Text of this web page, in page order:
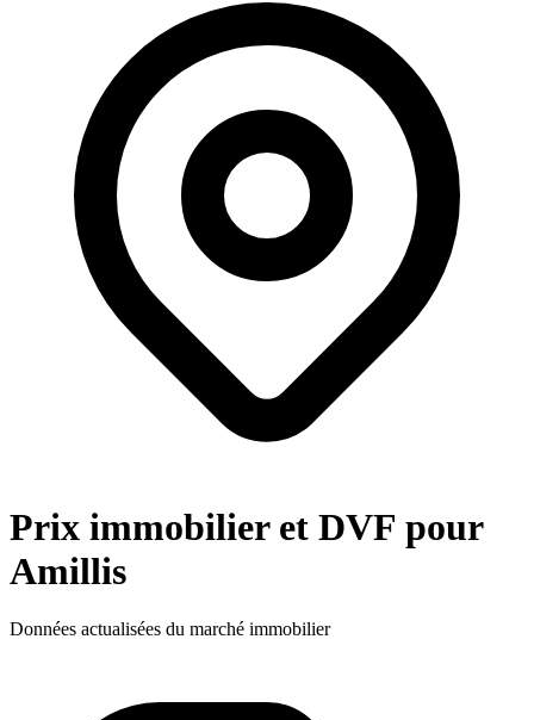
Prix immobilier et DVF pour
Amillis
Données actualisées du marché immobilier